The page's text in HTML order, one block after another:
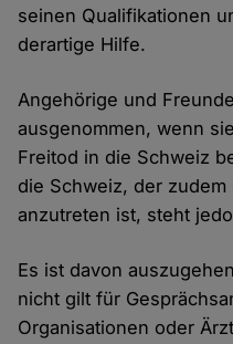
seinen Qualifikationen
derartige Hilfe.
Angehörige und
ausgenommen, wenn
Freitod in die Schweiz
die Schweiz, der zudem
anzutreten ist, steht
Es ist davon
nicht gilt für
Organisationen oder